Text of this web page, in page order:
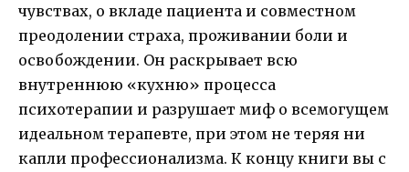
чувствах, о вкладе пациента и совместном
преодолении страха, проживании боли и
освобождении. Он раскрывает всю
внутреннюю «кухню» процесса
психотерапии и разрушает миф о всемогущем
идеальном терапевте, при этом не теряя ни
капли профессионализма. К концу книги вы с